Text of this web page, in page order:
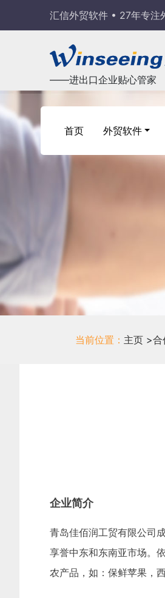
汇信外贸软件 • 27年专注
——进出口企业贴心管家
首页 外贸软件
当前位置： 主页 >合
企业简介
青岛佳佰润工贸有限公司
享誉中东和东南亚市场。
农产品，如：保鲜苹果，